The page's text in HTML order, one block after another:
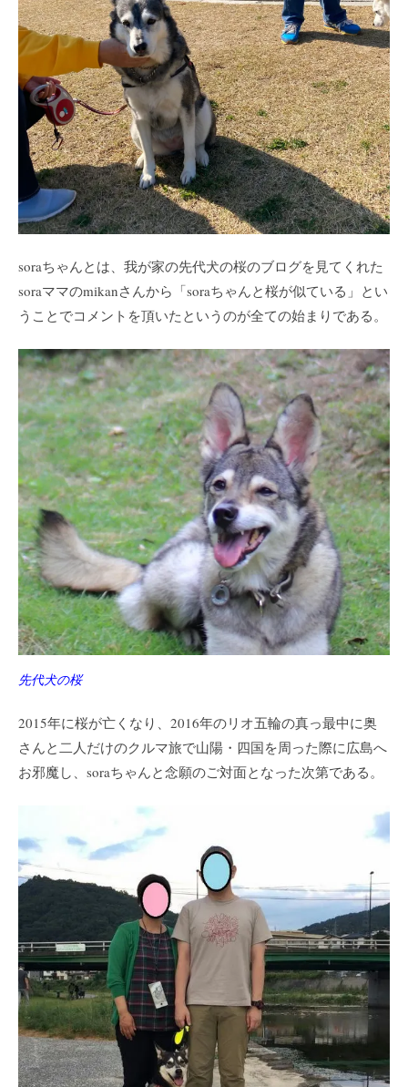
soraちゃんとは、我が家の先代犬の桜のブログを見てくれた
soraママのmikanさんから「soraちゃんと桜が似ている」とい
うことでコメントを頂いたというのが全ての始まりである。
先代犬の桜
2015年に桜が亡くなり、2016年のリオ五輪の真っ最中に奥
さんと二人だけのクルマ旅で山陽・四国を周った際に広島へ
お邪魔し、soraちゃんと念願のご対面となった次第である。